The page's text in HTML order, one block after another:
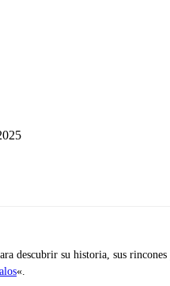
su historia, sus
«.